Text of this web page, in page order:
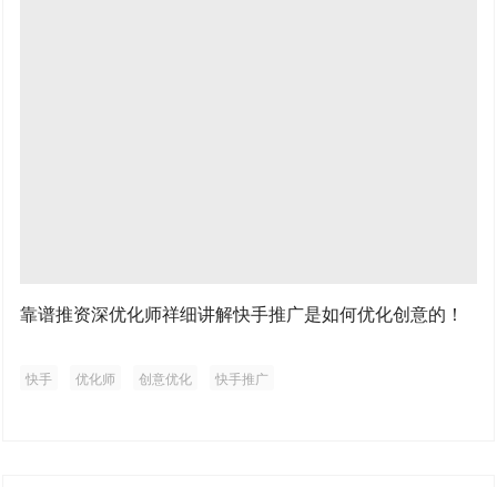
靠谱推资深优化师祥细讲解快手推广是如何优化创意的！
快手 优化师 创意优化 快手推广